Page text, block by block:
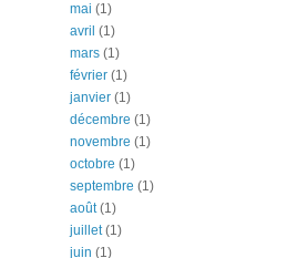
mai (1)
avril (1)
mars (1)
février (1)
janvier (1)
décembre (1)
novembre (1)
octobre (1)
septembre (1)
août(1)
juillet(1)
juin (1)